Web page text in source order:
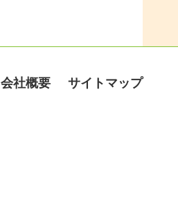
会社概要 サイトマップ